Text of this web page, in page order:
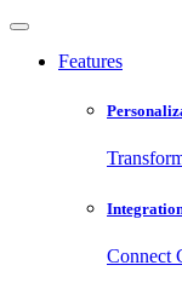
Features
Connect